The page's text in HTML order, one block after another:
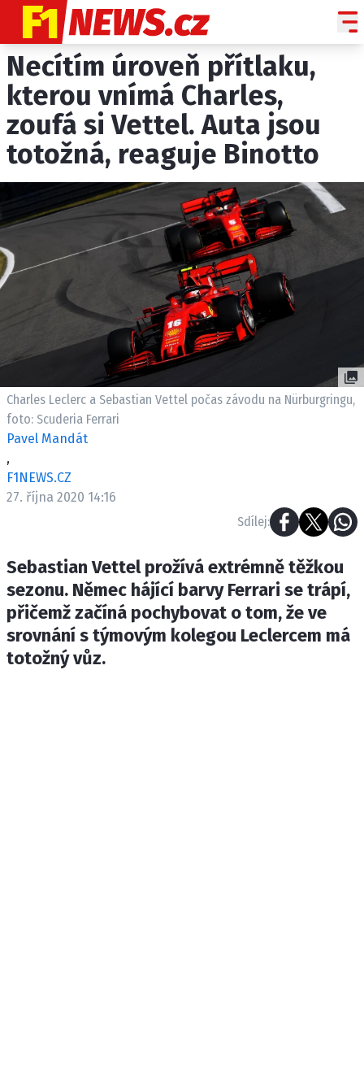
NOVINKY
GRAND PRIX
PADDOCK LINE
TECHNIKA
HISTORIE GP
PROFILY JEZDCŮ
PROFILY TÝMŮ
ROZHOVORY
OSTATNÍ
SLEDUJTE NÁS NA |
ETICKÝ KODEX
KONTAKT
Provozovatelem serveru F1NEWS.cz je
INCORP MEDIA GROUP s.r.o., IČ: 118 23 054
Necítím úroveň přítlaku,
kterou vnímá Charles,
zoufá si Vettel. Auta jsou
totožná, reaguje Binotto
Charles Leclerc a Sebastian Vettel počas závodu na Nürburgringu,
foto: Scuderia Ferrari
Pavel Mandát
,
F1NEWS.CZ
27. října 2020 14:16
Sdílej:
Sebastian Vettel prožívá extrémně těžkou
sezonu. Němec hájící barvy Ferrari se trápí,
přičemž začíná pochybovat o tom, že ve
srovnání s týmovým kolegou Leclercem má
totožný vůz.